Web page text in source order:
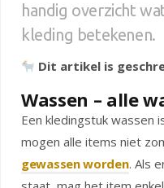
handig overzicht
kleding betekenen.
Dit artikel is
Wassen – alle
Een kledingstuk wassen
mogen alle items niet
gewassen worden. Als